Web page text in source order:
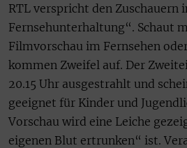
RTL verspricht den Zuschauern
Fernsehunterhaltung“. Schaut
Filmvorschau im Fernsehen
kommen Zweifel auf. Der
20.15 Uhr ausgestrahlt und
geeignet für Kinder und
Vorschau wird eine Leiche
eigenen Blut ertrunken“ ist.